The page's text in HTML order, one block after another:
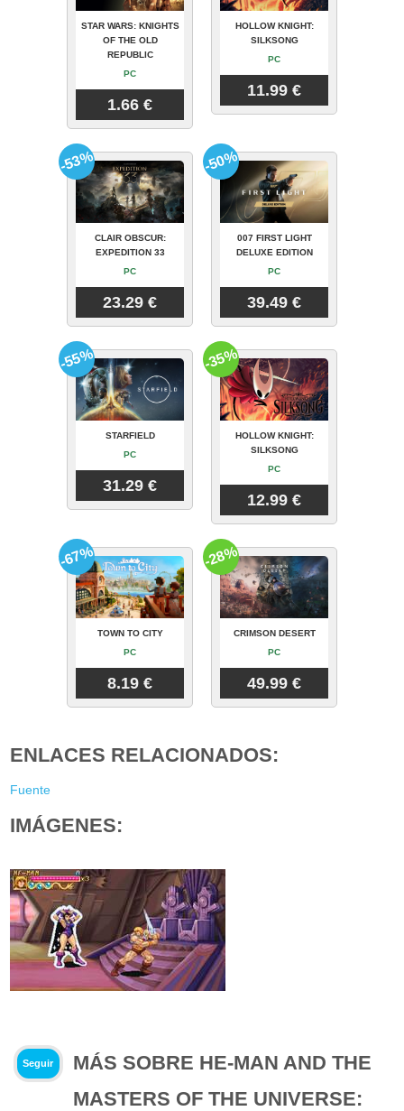
STAR WARS: KNIGHTS
OF THE OLD
REPUBLIC
PC
1.66 €
HOLLOW KNIGHT:
SILKSONG
PC
11.99 €
CLAIR OBSCUR:
EXPEDITION 33
PC
23.29 €
-53%
007 FIRST LIGHT
DELUXE EDITION
PC
39.49 €
-50%
STARFIELD
PC
31.29 €
-55%
HOLLOW KNIGHT:
SILKSONG
PC
12.99 €
-35%
TOWN TO CITY
PC
8.19 €
-67%
CRIMSON DESERT
PC
49.99 €
-28%
ENLACES RELACIONADOS:
Fuente
IMÁGENES:
Seguir
MÁS SOBRE HE-MAN AND THE
MASTERS OF THE UNIVERSE: